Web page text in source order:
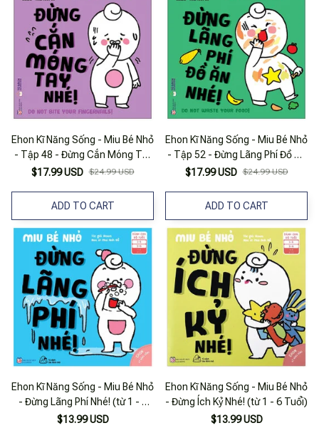
Ehon Kĩ Năng Sống - Miu Bé Nhỏ
- Tập 48 - Đừng Cắn Móng Tay
Nhé!
$17.99 USD $24.99 USD
ADD TO CART
Ehon Kĩ Năng Sống - Miu Bé Nhỏ
- Tập 52 - Đừng Lãng Phí Đồ Ăn
Nhé!
$17.99 USD $24.99 USD
ADD TO CART
Ehon Kĩ Năng Sống - Miu Bé Nhỏ
- Đừng Lãng Phí Nhé! (từ 1 - 6
Tuổi)
$13.99 USD
Ehon Kĩ Năng Sống - Miu Bé Nhỏ
- Đừng Ích Kỷ Nhé! (từ 1 - 6 Tuổi)
$13.99 USD